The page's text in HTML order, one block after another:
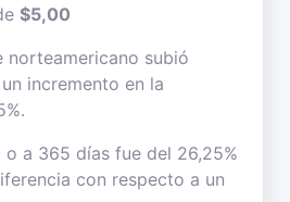
$5,00
norteamericano subió
incremento en la
o a 365 días fue del 26,25%
con respecto a un